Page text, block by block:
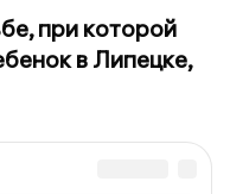
при которой
в Липецке,